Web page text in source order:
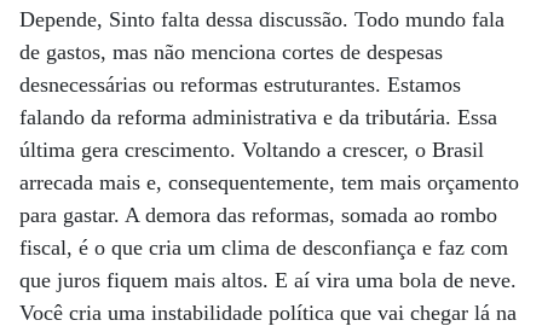
Depende, Sinto falta dessa discussão. Todo mundo fala
de gastos, mas não menciona cortes de despesas
desnecessárias ou reformas estruturantes. Estamos
falando da reforma administrativa e da tributária. Essa
última gera crescimento. Voltando a crescer, o Brasil
arrecada mais e, consequentemente, tem mais orçamento
para gastar. A demora das reformas, somada ao rombo
fiscal, é o que cria um clima de desconfiança e faz com
que juros fiquem mais altos. E aí vira uma bola de neve.
Você cria uma instabilidade política que vai chegar lá na